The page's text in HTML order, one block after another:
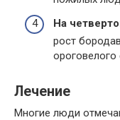
На
рост
Лечение
Многие люди